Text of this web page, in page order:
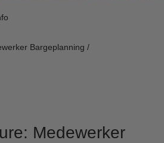
Bargeplanning /
Medewerker